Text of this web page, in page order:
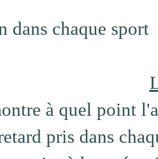
dans chaque
à quel point
pris dans